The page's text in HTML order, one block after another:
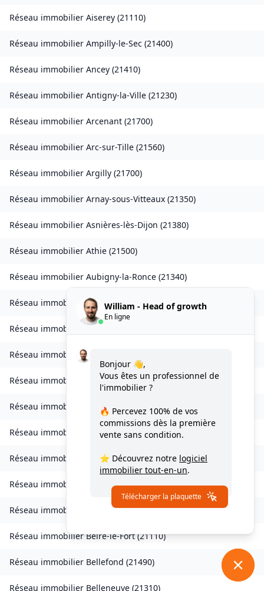
Réseau immobilier Aiserey (21110)
Réseau immobilier Ampilly-le-Sec (21400)
Réseau immobilier Ancey (21410)
Réseau immobilier Antigny-la-Ville (21230)
Réseau immobilier Arcenant (21700)
Réseau immobilier Arc-sur-Tille (21560)
Réseau immobilier Argilly (21700)
Réseau immobilier Arnay-sous-Vitteaux (21350)
Réseau immobilier Asnières-lès-Dijon (21380)
Réseau immobilier Athie (21500)
Réseau immobilier Aubigny-la-Ronce (21340)
Réseau immobilierAubigny-lès-Sombernon(21540
Réseau immobilier Autricourt
Réseau immobilierAuvillars-sur-Saône
Réseau immobilier Auxonne (21130)
Réseau immobilier ( 21580
Réseau immobilier Balot(21330)
Réseau immobilier Barbirey-sur-Ouche(21410)
Réseau immobilier Baulme-la-Roche(21410)
Réseau immobilier Beire-le-Châtel(21310)
Réseau immobilierBeire-le-Fort(21110)
Réseau immobilier Bellefond (21490)
Réseau immobilier Belleneuve (21310)
William - Head of growth
En ligne
Bonjour 👋,
Vous êtes un professionnel de
l'immobilier ?
🔥 Percevez 100% de vos
commissions dès la première
vente sans condition.
⭐ Découvrez notre logiciel
immobilier tout-en-un.
Télécharger la plaquette